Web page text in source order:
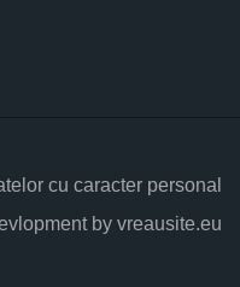
cu caracter personal
by vreausite.eu